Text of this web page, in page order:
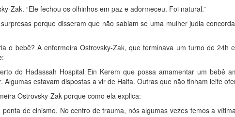
Zak. “Ele fechou os olhinhos em paz e adormeceu. Foi natural.”
porque disseram que não sabiam se uma mulher judia
o bebê? A enfermeira Ostrovsky-Zak, que terminava um turno de 24h
do Hadassah Hospital Ein Kerem que possa amamentar um bebê
estavam dispostas a vir de Haifa. Outras que não tinham leite
Ostrovsky-Zak porque como ela explica:
de cinismo. No centro de trauma, nós algumas vezes temos a